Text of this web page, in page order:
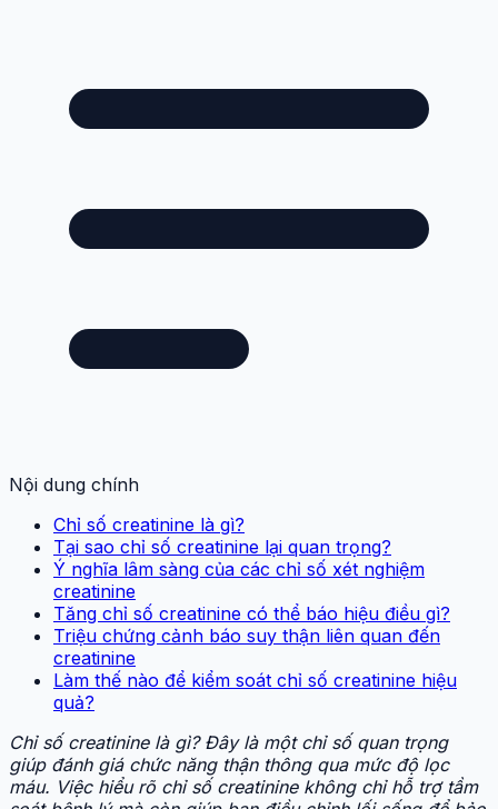
Nội dung chính
Chỉ số creatinine là gì?
Tại sao chỉ số creatinine lại quan trọng?
Ý nghĩa lâm sàng của các chỉ số xét nghiệm
creatinine
Tăng chỉ số creatinine có thể báo hiệu điều gì?
Triệu chứng cảnh báo suy thận liên quan đến
creatinine
Làm thế nào để kiểm soát chỉ số creatinine hiệu
quả?
Chỉ số creatinine là gì? Đây là một chỉ số quan trọng
giúp đánh giá chức năng thận thông qua mức độ lọc
máu. Việc hiểu rõ chỉ số creatinine không chỉ hỗ trợ tầm